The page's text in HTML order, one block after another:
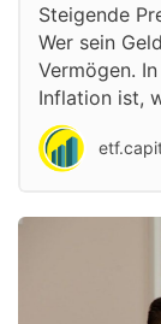
Steigende
Wer sein
Vermögen.
Inflation ist,